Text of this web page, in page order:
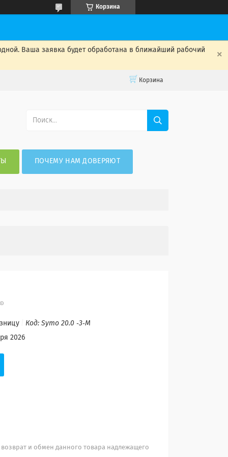
Корзина
Ваша заявка будет обработана в ближайший рабочий
Корзина
ПОЧЕМУ НАМ ДОВЕРЯЮТ
Код: Symo 20.0 ‐3‐M
2026
и обмен данного товара надлежащего